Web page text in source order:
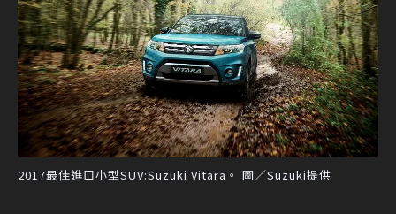
2017最佳進口小型SUV:Suzuki Vitara。 圖／Suzuki提供